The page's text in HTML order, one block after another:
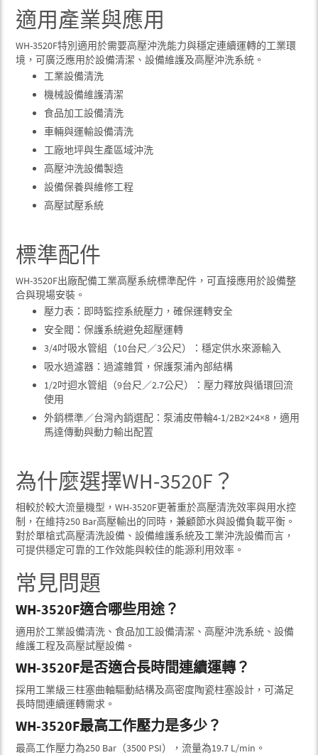
適用產業與應用
WH-3520F特別適用於需要高壓沖洗能力與穩定連續運轉的工業環
境，可廣泛應用於設備清潔、設備維護及高壓沖洗系統。
工業設備清洗
機械設備維護清潔
食品加工設備清洗
車輛與運輸設備清洗
工廠地坪與生產區域沖洗
高壓沖洗設備製造
設備保養與維修工程
高壓試壓系統
標準配件
WH-3520F出廠配備工業高壓系統標準配件，可直接應用於設備整
合與現場安裝。
壓力表：即時監控系統壓力，確保運轉安全
安全閥：保護系統避免超壓運轉
3/4吋吸水管組（10台尺／3公尺）：穩定供水來源輸入
吸水過濾器：過濾雜質，保護泵浦內部結構
1/2吋迴水管組（9台尺／2.7公尺）：壓力釋放與循環回流
使用
外銷標準／台灣內銷選配：泵浦皮帶輪4-1/2B2×24×8，適用
馬達傳動與動力輸出配置
為什麼選擇WH-3520F？
相較於較大流量機型，WH-3520F更著重於高壓清洗效率與用水控
制，在維持250 Bar高壓輸出的同時，兼顧節水與設備負載平衡。
對於單槍式高壓清洗設備、設備維護系統及工業沖洗設備而言，
可提供穩定可靠的工作效能與較佳的能源利用效率。
常見問題
WH-3520F適合哪些用途？
適用於工業設備清洗、食品加工設備清潔、高壓沖洗系統、設備
維護工程及高壓試壓設備。
WH-3520F是否適合長時間連續運轉？
採用工業級三柱塞曲軸驅動結構及高密度陶瓷柱塞設計，可滿足
長時間連續運轉需求。
WH-3520F最高工作壓力是多少？
最高工作壓力為250 Bar（3500 PSI），流量為19.7 L/min。